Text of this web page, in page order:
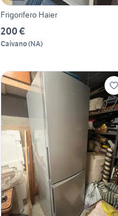
Frigorifero Haier
200 €
Caivano(NA)